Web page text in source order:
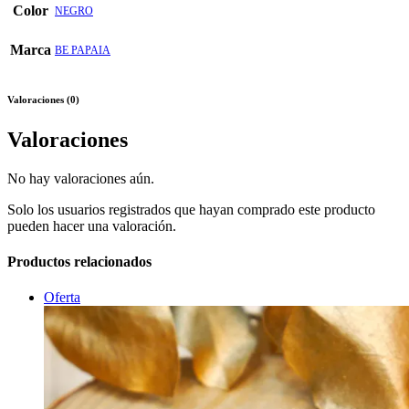
Color NEGRO
Marca BE PAPAIA
Valoraciones (0)
Valoraciones
No hay valoraciones aún.
Solo los usuarios registrados que hayan comprado este producto
pueden hacer una valoración.
Productos relacionados
Oferta